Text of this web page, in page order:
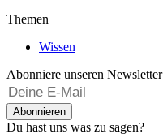
Themen
Wissen
Abonniere unseren Newsletter
Abonnieren
Du hast uns was zu sagen?